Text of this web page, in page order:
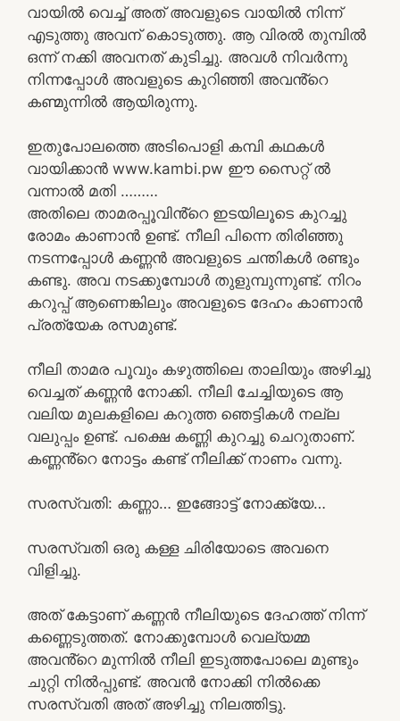
വായിൽ വെച്ച് അത് അവളുടെ വായിൽ നിന്ന്
എടുത്തു അവന് കൊടുത്തു. ആ വിരൽ തുമ്പിൽ
ഒന്ന് നക്കി അവനത് കുടിച്ചു. അവൾ നിവർന്നു
നിന്നപ്പോൾ അവളുടെ കുറിഞ്ഞി അവൻ്റെ
കണ്മുന്നിൽ ആയിരുന്നു.
ഇതുപോലത്തെ അടിപൊളി കമ്പി കഥകൾ
വായിക്കാൻ www.kambi.pw ഈ സൈറ്റ് ൽ
വന്നാൽ മതി ………
അതിലെ താമരപ്പൂവിൻ്റെ ഇടയിലൂടെ കുറച്ചു
രോമം കാണാൻ ഉണ്ട്. നീലി പിന്നെ തിരിഞ്ഞു
നടന്നപ്പോൾ കണ്ണൻ അവളുടെ ചന്തികൾ രണ്ടും
കണ്ടു. അവ നടക്കുമ്പോൾ തുളുമ്പുന്നുണ്ട്. നിറം
കറുപ്പ് ആണെങ്കിലും അവളുടെ ദേഹം കാണാൻ
പ്രത്യേക രസമുണ്ട്.
നീലി താമര പൂവും കഴുത്തിലെ താലിയും അഴിച്ചു
വെച്ചത് കണ്ണൻ നോക്കി. നീലി ചേച്ചിയുടെ ആ
വലിയ മുലകളിലെ കറുത്ത ഞെട്ടികൾ നല്ല
വലുപ്പം ഉണ്ട്. പക്ഷെ കണ്ണി കുറച്ചു ചെറുതാണ്.
കണ്ണൻ്റെ നോട്ടം കണ്ട് നീലിക്ക് നാണം വന്നു.
സരസ്വതി: കണ്ണാ… ഇങ്ങോട്ട് നോക്ക്യേ…
സരസ്വതി ഒരു കള്ള ചിരിയോടെ അവനെ
വിളിച്ചു.
അത് കേട്ടാണ് കണ്ണൻ നീലിയുടെ ദേഹത്ത് നിന്ന്
കണ്ണെടുത്തത്. നോക്കുമ്പോൾ വെല്യമ്മ
അവൻ്റെ മുന്നിൽ നീലി ഇടുത്തപോലെ മുണ്ടും
ചുറ്റി നിൽപ്പുണ്ട്. അവൻ നോക്കി നിൽക്കെ
സരസ്വതി അത് അഴിച്ചു നിലത്തിട്ടു.